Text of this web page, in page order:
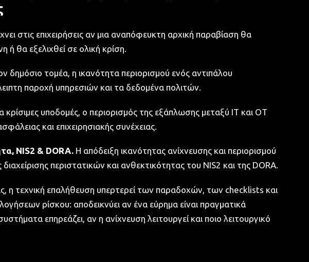
στις επιχειρήσεις αν μια αναπόφευκτη αρχική παραβίαση θα
ή θα εξελιχθεί σε ολική κρίση.
δημόσιο τομέα, η ικανότητα περιορισμού ενός αντιπάλου
παροχή υπηρεσιών και τα δεδομένα πολιτών.
κρίσιμες υποδομές, ο περιορισμός της εξάπλωσης μεταξύ IT και OT
και επιχειρησιακής συνέχειας.
NIS2 & DORA. Η απόδειξη ικανότητας ανίχνευσης και περιορισμού
διαχείρισης περιστατικών και ανθεκτικότητας του NIS2 και της DORA.
η τεχνική επαλήθευση υπερτερεί των παραδοχών, των checklists και
ρίσκου: αποδεικνύει αν ένα εύρημα είναι πραγματικά
επηρεάζει, αν η ανίχνευση λειτουργεί και ποιο λειτουργικό